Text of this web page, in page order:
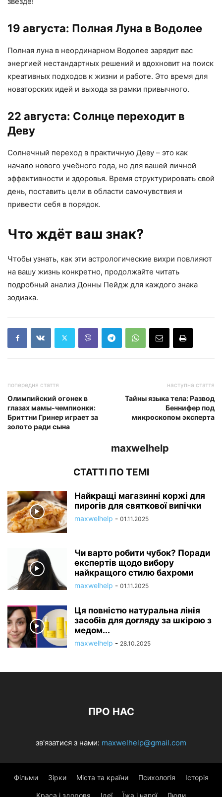
19 августа: Полная Луна в Водолее
Полная луна в неординарном Водолее зарядит вас
энергией нестандартных решений и вдохновит на поиск
креативных подходов к жизни и работе. Это время для
новаторских идей и выхода за рамки привычного.
22 августа: Солнце переходит в
Деву
Солнечный переход в практичную Деву – это как
начало нового учебного года, но для вашей личной
эффективности и здоровья. Время структурировать свой
день, поставить цели в области самочувствия и
привести себя в порядок.
Что ждёт ваш знак?
Чтобы узнать, как эти астрологические вихри повлияют
на вашу жизнь конкретно, продолжайте читать
подробный анализ Донны Пейдж для каждого знака
зодиака.
попередня стаття
Олимпийский огонек в
глазах мамы-чемпионки:
Бриттни Гринер играет за
золото ради сына
наступна стаття
Тайны языка тела: Развод
Беннифер под
микроскопом эксперта
maxwelhelp
СТАТТІ ПО ТЕМІ
Найкращі магазинні коржі для
пирогів для святкової випічки
maxwelhelp - 01.11.2025
Чи варто робити чубок? Поради
експертів щодо вибору
найкращого стилю бахроми
maxwelhelp - 01.11.2025
Ця повністю натуральна лінія
засобів для догляду за шкірою з
медом...
maxwelhelp - 28.10.2025
ПРО НАС
зв'язатися з нами: maxwelhelp@gmail.com
Фільми Зірки Міста та країни Психологія Історія
Краса і здоровя Ідеї Їжа і напої Люди